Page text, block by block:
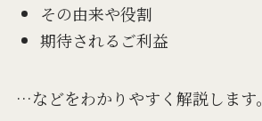
その由来や役割
期待されるご利益
…などをわかりやすく解説します。